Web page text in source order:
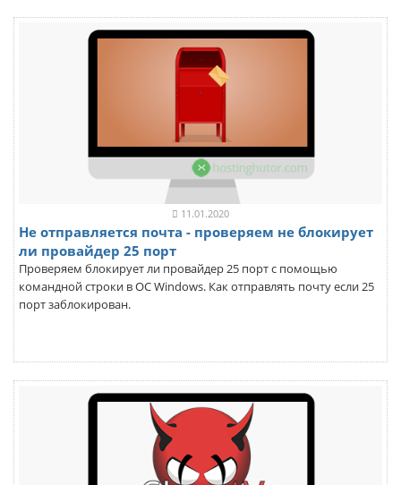
11.01.2020
Не отправляется почта - проверяем не блокирует
ли провайдер 25 порт
Проверяем блокирует ли провайдер 25 порт с помощью
командной строки в ОС Windows. Как отправлять почту если 25
порт заблокирован.